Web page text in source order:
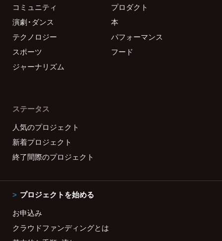
コミュニティ
プロダクト
演劇・ダンス
本
テクノロジー
パフォーマンス
スポーツ
フード
ジャーナリズム
ステータス
人気のプロジェクト
新着プロジェクト
終了間際のプロジェクト
プロジェクトを始める
お申込み
クラウドファンディングとは